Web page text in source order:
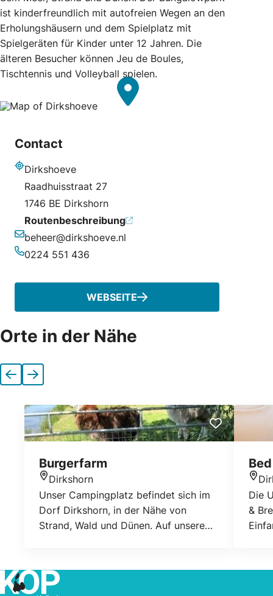
ist kinderfreundlich mit autofreien Wegen an den
Erholungshäusern und dem Spielplatz mit
Spielgeräten für Kinder unter 12 Jahren. Die
älteren Besucher können Jeu de Boules,
Tischtennis und Volleyball spielen.
Contact
Dirkshoeve
Raadhuisstraat 27
1746 BE Dirkshorn
Routenbeschreibung
E-Mail-Adresse
beheer@dirkshoeve.nl
0224 551 436
WEBSEITE
Orte in der Nähe
VorherigeNächste
Burgerfarm
Dirkshorn
Unser Campingplatz befindet sich im
Dorf Dirkshorn, in der Nähe von
Strand, Wald und Dünen. Auf unserem
probieren Sie die Atmosphäre der
Natur!
Die
&